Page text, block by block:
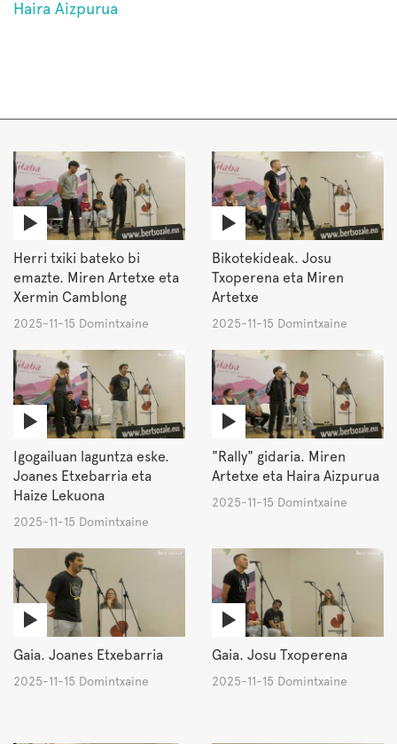
Haira Aizpurua
Herri txiki bateko bi
emazte. Miren Artetxe eta
Xermin Camblong
2025-11-15 Domintxaine
Bikotekideak. Josu
Txoperena eta Miren
Artetxe
2025-11-15 Domintxaine
Igogailuan laguntza eske.
Joanes Etxebarria eta
Haize Lekuona
2025-11-15 Domintxaine
"Rally" gidaria. Miren
Artetxe eta Haira Aizpurua
2025-11-15 Domintxaine
Gaia. Joanes Etxebarria
2025-11-15 Domintxaine
Gaia. Josu Txoperena
2025-11-15 Domintxaine